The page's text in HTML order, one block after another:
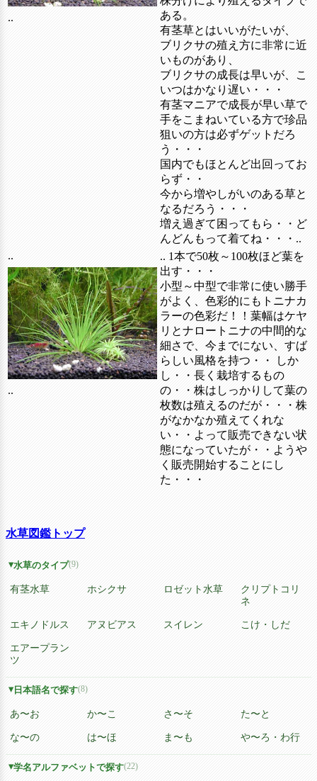
..
ある。
有茎草とはいいがたいが、
ブリクサの殖え方に非常に近
いものがあり、
ブリクサの成長は早いが、こ
いつはかなり遅い・・・
有茎マニアで成長が早い草で
手をこまねいている方で珍品
狙いの方は必ずゲットだろ
う・・・
国内でもほとんど出回ってお
らず・・
今から増やしがいのある草と
なるだろう・・・
増え過ぎて困ってもら・・ど
んどんもって着てね・・・..
..
..
.. 1本で50枚～100枚ほど葉を
出す・・・
小型～中型で非常に使い勝手
がよく、色彩的にもトニナカ
ラーの色彩だ！！葉幅はケヤ
リとナロートニナの中間的な
細さで、今までにない、すば
らしい風格を持つ・・ しか
し・・長く栽培するもの
の・・株はしっかりして葉の
枚数は殖えるのだが・・・株
がなかなか殖えてくれな
い・・よって販売できない状
態になっていたが・・ようや
く販売開始することにし
た・・・
水草図鑑トップ
水草のタイプ(9)
有茎水草 ホシクサ ロゼット水草
クリプトコリ
ネ
エキノドルス アヌビアス スイレン こけ・しだ
エアープラン
ツ
日本語名で探す(8)
あ〜お か〜こ さ〜そ た〜と
な〜の は〜ほ ま〜も や〜ろ・わ行
学名アルファベットで探す(22)